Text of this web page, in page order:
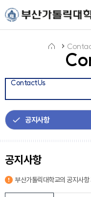
주메뉴로 가기
본문으로 가기
하단으로 가기
이
콘
ContactUs
공지사항
부산가톨릭대학교의 공지사항